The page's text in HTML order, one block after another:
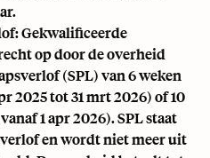
Gekwalificeerde
op door de overheid
(SPL) van 6 weken
2025 tot 31 mrt 2026) of 10
1 apr 2026). SPL staat
en wordt niet meer uit